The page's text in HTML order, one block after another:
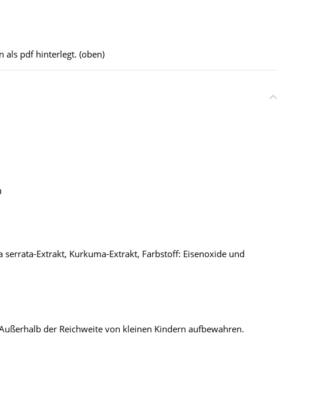
als pdf hinterlegt. (oben)
Extrakt, Kurkuma-Extrakt, Farbstoff: Eisenoxide und
der Reichweite von kleinen Kindern aufbewahren.